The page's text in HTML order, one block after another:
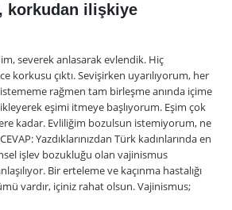
korkudan ilişkiye
severek anlasarak evlendik. Hiç
korkusu çıktı. Sevişirken uyarılıyorum, her
rağmen tam birleşme anında içime
eşimi itmeye başlıyorum. Eşim çok
kadar. Evliliğim bozulsun istemiyorum, ne
Yazdıklarınızdan Türk kadınlarında en
işlev bozukluğu olan vajinismus
Bir erteleme ve kaçınma hastalığı
vardır, içiniz rahat olsun. Vajinismus;